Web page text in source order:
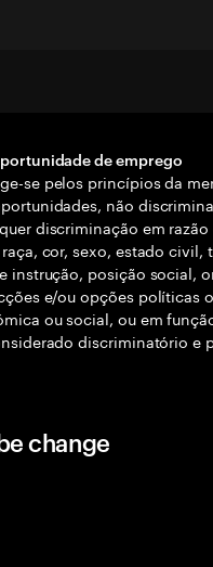
de emprego
se pelos princípios da
não
discriminação em
cor, sexo, estado civil,
instrução, posição social,
e/ou opções políticas
ou social, ou em
discriminatório e
change